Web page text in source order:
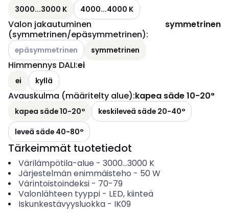
3000...3000 K 4000...4000 K
Valon jakautuminen
(symmetrinen/epäsymmetrinen):
symmetrinen
Katso käytettävissä olevat vaihtoehdot
epäsymmetrinen symmetrinen
Himmennys DALI:ei
ei kyllä
Avauskulma (määritelty alue):kapea säde 10-20°
kapea säde 10-20°
keskileveä säde 20-40°
leveä säde 40-80°
Tärkeimmät tuotetiedot
Värilämpötila-alue - 3000...3000 K
Järjestelmän enimmäisteho - 50 W
Värintoistoindeksi- 70-79
Valonlähteen tyyppi- LED, kiinteä
Iskunkestävyysluokka- IK09